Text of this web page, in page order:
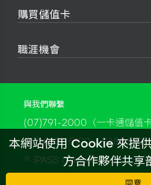
購買儲值卡
職涯機會
與我們聯繫
(07)791-2000（一卡通儲值卡
(02)6631-5190（iPASS
© iPASS Corporation 一卡
本網站使用 Cookie 來提
方合作夥伴共享